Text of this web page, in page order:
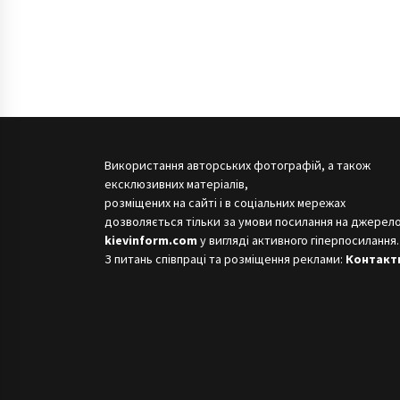
Використання авторських фотографій, а також
ексклюзивних матеріалів,
розміщених на сайті і в соціальних мережах
дозволяється тільки за умови посилання на
kievinform.com у вигляді активного гіперпосилання.
З питань співпраці та розміщення реклами: